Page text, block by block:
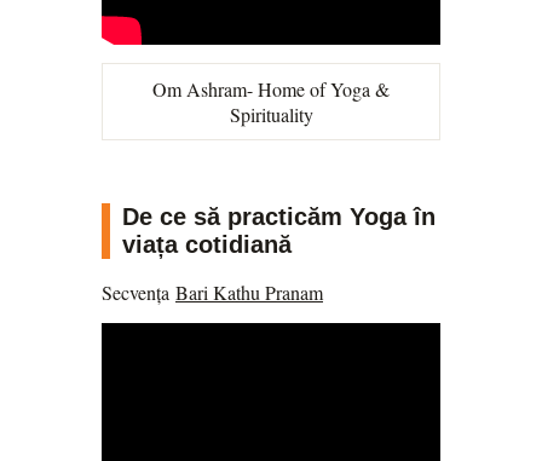
Om Ashram- Home of Yoga &
Spirituality
De ce să practicăm Yoga în
viața cotidiană
Secvența Bari Kathu Pranam